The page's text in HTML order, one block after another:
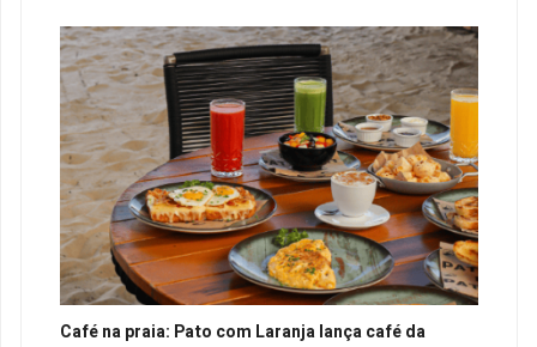
Café na praia: Pato com Laranja lança café da